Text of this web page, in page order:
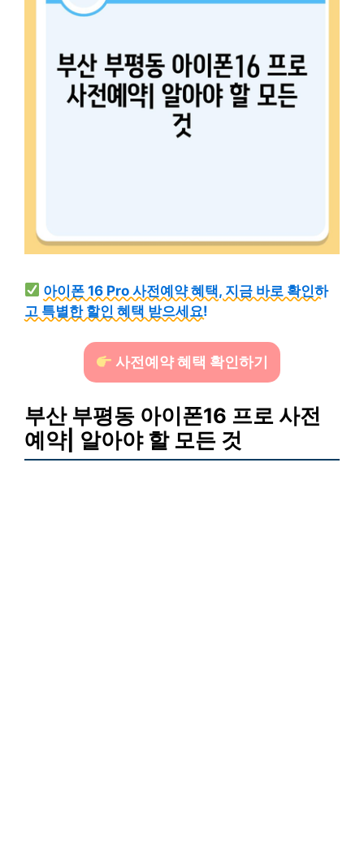
아이폰 16 Pro 사전예약 혜택, 지금 바로 확인하
고 특별한 할인 혜택 받으세요!
사전예약 혜택 확인하기
부산 부평동 아이폰16 프로 사전
예약| 알아야 할 모든 것